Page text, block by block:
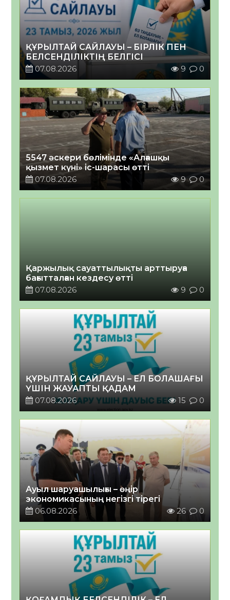
ҚҰРЫЛТАЙ САЙЛАУЫ – БІРЛІК ПЕН
БЕЛСЕНДІЛІКТІҢ БЕЛГІСІ
07.08.2026
9 0
5547 әскери бөлімінде «Алғашқы
қызмет күні» іс-шарасы өтті
07.08.2026
9 0
Қаржылық сауаттылықты арттыруға
бағытталған кездесу өтті
07.08.2026
9 0
ҚҰРЫЛТАЙ САЙЛАУЫ – ЕЛ БОЛАШАҒЫ
ҮШІН ЖАУАПТЫ ҚАДАМ
07.08.2026
15 0
Ауыл шаруашылығы – өңір
экономикасының негізгі тірегі
06.08.2026
26 0